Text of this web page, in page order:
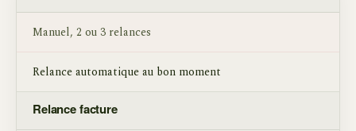
Manuel, 2 ou 3 relances
Relance automatique au bon moment
Relance facture